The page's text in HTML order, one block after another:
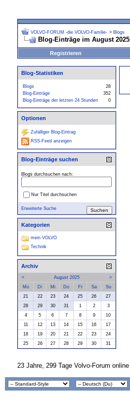
VOLVO-FORUM -die VOLVO-Familie- > Blogs
Blog-Einträge im August 2025
Registrieren
Blog-Statistiken
Blogs
28
Blog-Einträge
352
Blog-Einträge der letzten 24 Stunden
0
Optionen
Zufälliger Blog-Eintrag
RSS-Feed anzeigen
Blog-Einträge suchen
Blogs durchsuchen nach:
Nur Titel durchsuchen
Erweiterte Suche
Kategorien
mein VOLVO
Technik
Archiv
< >
August 2025
Mo
Di Mi Do Fr Sa
So
21
22 23 24 25 26
27
28
29 30 31 1 2
3
4
5 6 7 8 9
10
11
12 13 14 15 16
17
18
19 20 21 22 23
24
25
26 27 28 29 30 31
23 Jahre, 299 Tage Volvo-Forum online